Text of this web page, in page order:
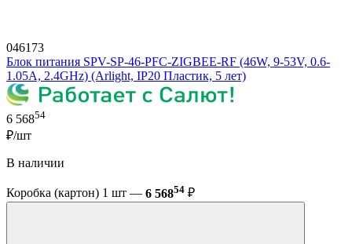
046173
Блок питания SPV-SP-46-PFC-ZIGBEE-RF (46W, 9-53V, 0.6-
1.05A, 2.4GHz) (Arlight, IP20 Пластик, 5 лет)
6 56854
₽/шт
В наличии
Коробка (картон) 1 шт — 6 56854 ₽